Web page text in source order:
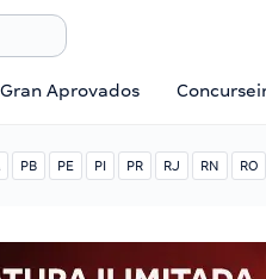
Gran Aprovados
PB PE PI PR RJ RN RO